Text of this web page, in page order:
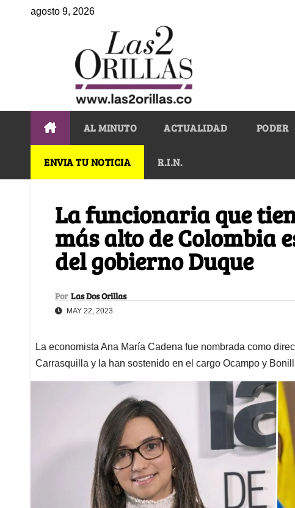
agosto 9, 2026
AL MINUTO ACTUALIDAD PODER
ENVIA TU NOTICIA R.I.N.
La funcionaria que
más alto de Colombia
del gobierno Duque
Por Las Dos Orillas
MAY 22, 2023
La economista Ana María Cadena fue nombrada como
Carrasquilla y la han sostenido en el cargo Ocampo y